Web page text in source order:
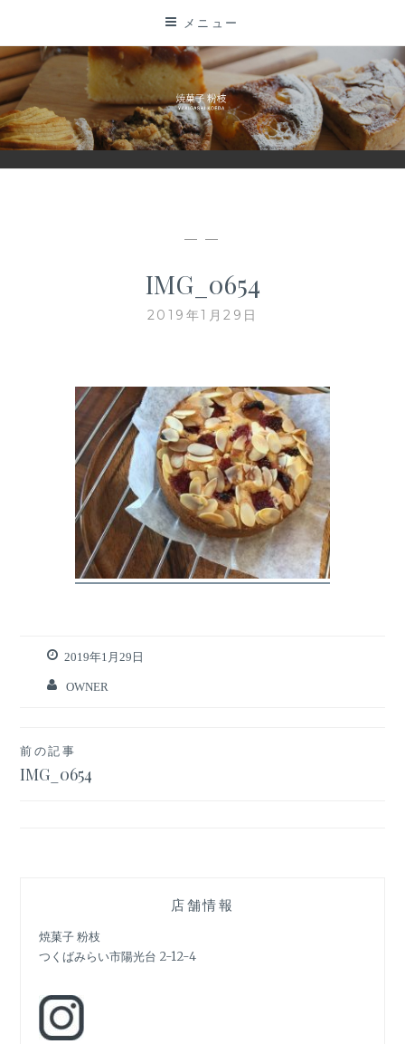
テ
ン
ツ
に
メニュー
— —
IMG_0654
2019年1月29日
2019年1月29日
OWNER
投
稿
シ
ン
前の記事
IMG_0654
店舗情報
焼菓子 粉枝
つくばみらい市陽光台 2-12-4